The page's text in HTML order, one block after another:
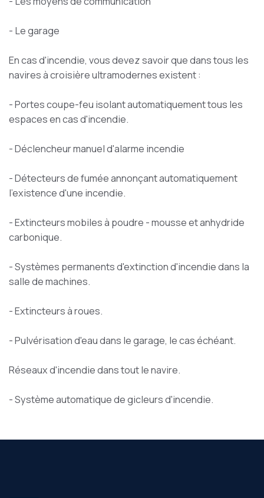
- Le garage
En cas d'incendie, vous devez savoir que dans tous les
navires à croisière ultramodernes existent :
- Portes coupe-feu isolant automatiquement tous les
espaces en cas d'incendie.
- Déclencheur manuel d'alarme incendie
- Détecteurs de fumée annonçant automatiquement
l'existence d'une incendie.
- Extincteurs mobiles à poudre - mousse et anhydride
carbonique.
- Systèmes permanents d'extinction d'incendie dans la
salle de machines.
- Extincteurs à roues.
- Pulvérisation d'eau dans le garage, le cas échéant.
Réseaux d'incendie dans tout le navire.
- Système automatique de gicleurs d'incendie.